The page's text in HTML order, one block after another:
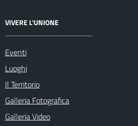
VIVERE L'UNIONE
Eventi
Luoghi
Il Territorio
Galleria Fotografica
Galleria Video